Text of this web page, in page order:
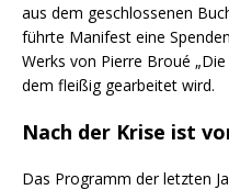
aus dem geschlossenen
führte Manifest eine
Werks von Pierre Broué
dem fleißig gearbeitet wird.
Nach der Krise ist
Das Programm der letzten